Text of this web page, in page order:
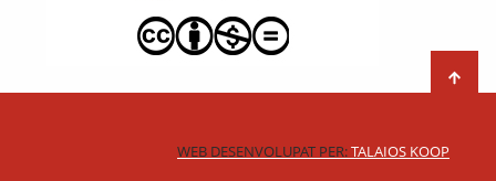
WEB DESENVOLUPAT PER:TALAIOS KOOP